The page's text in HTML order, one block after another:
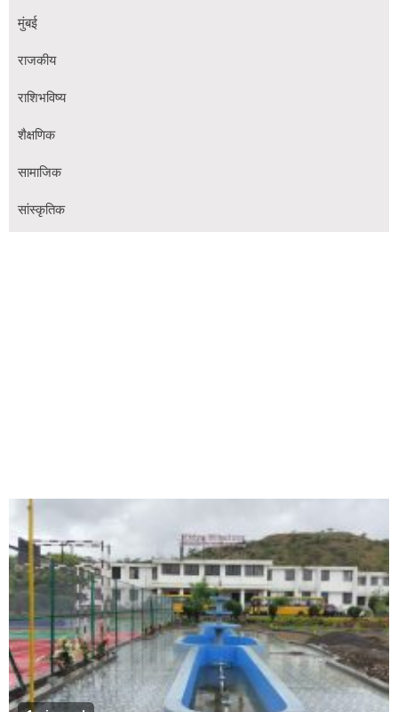
मुंबई
राजकीय
राशिभविष्य
शैक्षणिक
सामाजिक
सांस्कृतिक